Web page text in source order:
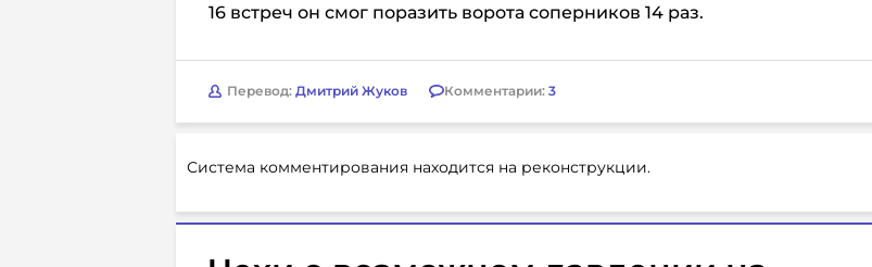
16 встреч он смог поразить ворота соперников 14 раз.
Перевод: Дмитрий Жуков Комментарии: 3
Система комментирования находится на реконструкции.